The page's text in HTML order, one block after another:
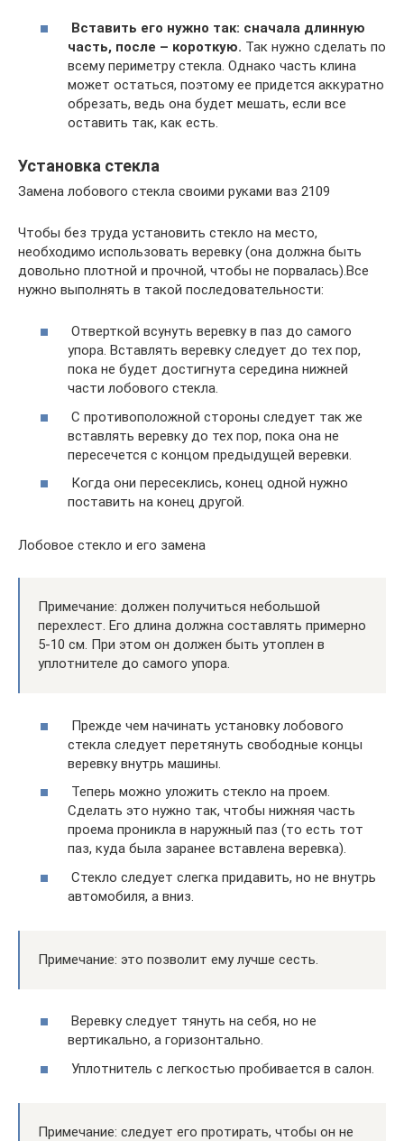
​ Вставить его нужно так: сначала длинную
часть, после – короткую. Так нужно сделать по
всему периметру стекла. Однако часть клина
может остаться, поэтому ее придется аккуратно
обрезать, ведь она будет мешать, если все
оставить так, как есть.
Установка стекла
Замена лобового стекла своими руками ваз 2109
Чтобы без труда установить стекло на место,
необходимо использовать веревку (она должна быть
довольно плотной и прочной, чтобы не порвалась).Все
нужно выполнять в такой последовательности:
​ Отверткой всунуть веревку в паз до самого
упора. Вставлять веревку следует до тех пор,
пока не будет достигнута середина нижней
части лобового стекла.
​ С противоположной стороны следует так же
вставлять веревку до тех пор, пока она не
пересечется с концом предыдущей веревки.
​ Когда они пересеклись, конец одной нужно
поставить на конец другой.
Лобовое стекло и его замена
Примечание: должен получиться небольшой
перехлест. Его длина должна составлять примерно
5-10 см. При этом он должен быть утоплен в
уплотнителе до самого упора.
​ Прежде чем начинать установку лобового
стекла следует перетянуть свободные концы
веревку внутрь машины.
​ Теперь можно уложить стекло на проем.
Сделать это нужно так, чтобы нижняя часть
проема проникла в наружный паз (то есть тот
паз, куда была заранее вставлена веревка).
​ Стекло следует слегка придавить, но не внутрь
автомобиля, а вниз.
Примечание: это позволит ему лучше сесть.
​ Веревку следует тянуть на себя, но не
вертикально, а горизонтально.
​ Уплотнитель с легкостью пробивается в салон.
Примечание: следует его протирать, чтобы он не